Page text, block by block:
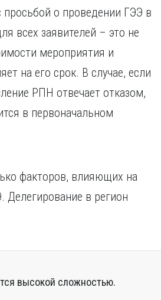
просьбой о проведении ГЭЭ в
всех заявителей – это не
мероприятия и
на его срок. В случае, если
РПН отвечает отказом,
в первоначальном
факторов, влияющих на
Делегирование в регион
высокой сложностью.